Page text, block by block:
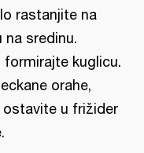
rastanjite na
na sredinu.
kuglicu.
orahe,
u frižider